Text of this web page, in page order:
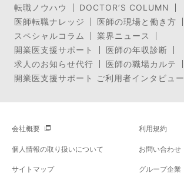
転職ノウハウ
DOCTOR’S COLUMN
医師転職ナレッジ
医師の現場と働き方
スペシャルコラム
業界ニュース
開業医支援サポート
医師の年収診断
求人のお知らせ代行
医師の職場カルテ
開業医支援サポート ご利用者インタビュー
会社概要 利用規約
個人情報の取り扱いについて お問い合わせ
サイトマップ グループ企業